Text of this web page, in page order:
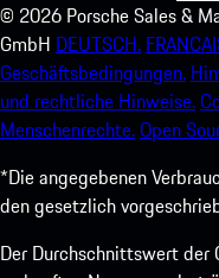
© 2026 Porsche Sales &
GmbH DEUTSCH.
Geschäftsbedingungen.
und rechtliche Hinweise.
Menschenrechte.Open
*Die angegebenen
den gesetzlich
Der Durchschnittswert der